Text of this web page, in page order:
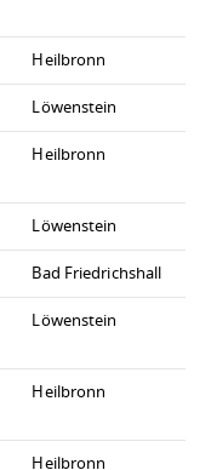
Heilbronn
Löwenstein
Heilbronn
Löwenstein
Bad Friedrichshall
Löwenstein
Heilbronn
Heilbronn